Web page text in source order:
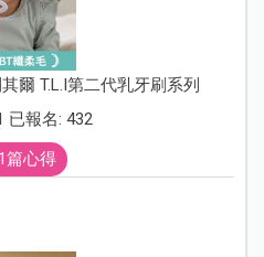
爾 T.L.I第二代乳牙刷系列
已報名: 432
篇心得